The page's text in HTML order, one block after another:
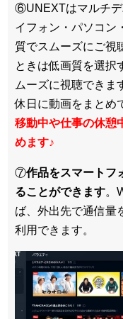
⑥UNEXTはマルチデ
イフォン・パソコン
質でスムーズにご視
ときは低画質を選択
ムーズに視聴できま
休日に動画をまとめ
移動中や仕事の休憩
めます♪
⑦作品をスマートフ
ることができます。
ば、外出先で通信量
利用できます。